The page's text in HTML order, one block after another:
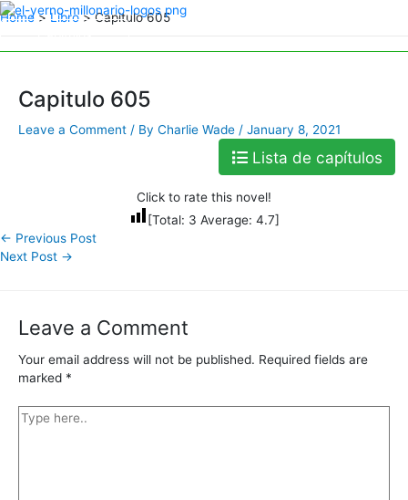
Skip
to
Home Libro Capitulo 605
Capitulo 605
Leave a Comment / By Charlie Wade / January 8, 2021
Lista de capítulos
Click to rate this novel!
[Total: 3 Average: 4.7]
← Previous Post
Next Post →
Leave a Comment
Your email address will not be published. Required fields are
marked *
Type